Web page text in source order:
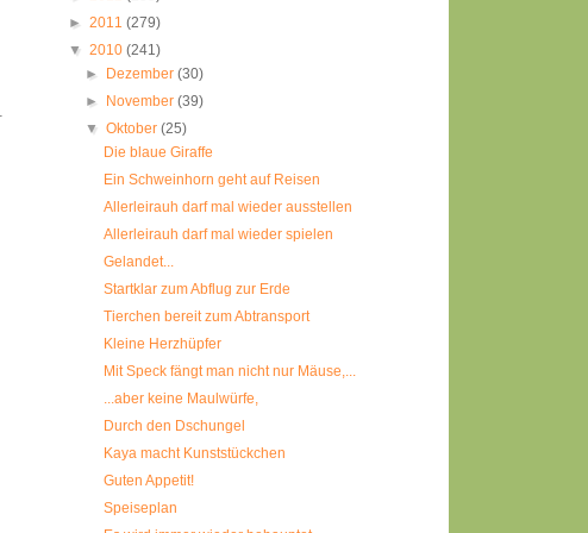
► 2011 (279)
▼ 2010 (241)
►
Dezember(30)
►
November(39)
▼Oktober(25)
Die blaue Giraffe
Ein Schweinhorn geht auf Reisen
Allerleirauh darf mal wieder ausstellen
Allerleirauh darf mal wieder spielen
Gelandet...
Startklar zum Abflug zur Erde
Tierchen bereit zum Abtransport
Kleine Herzhüpfer
Mit Speck fängt man nicht nur Mäuse,...
...aber keine Maulwürfe,
Durch den Dschungel
Kaya macht Kunststückchen
Guten Appetit!
Speiseplan